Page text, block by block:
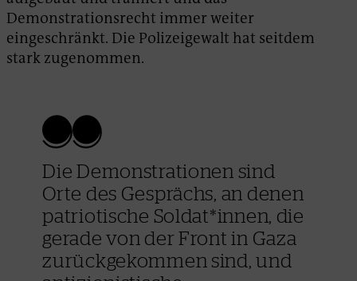
Demonstrationsrecht immer weiter
eingeschränkt. Die Polizeigewalt hat seitdem
stark zugenommen.
Die Demonstrationen sind
Orte des Gesprächs, an denen
patriotische Soldat*innen, die
gerade von der Front in Gaza
zurückgekommen sind, und